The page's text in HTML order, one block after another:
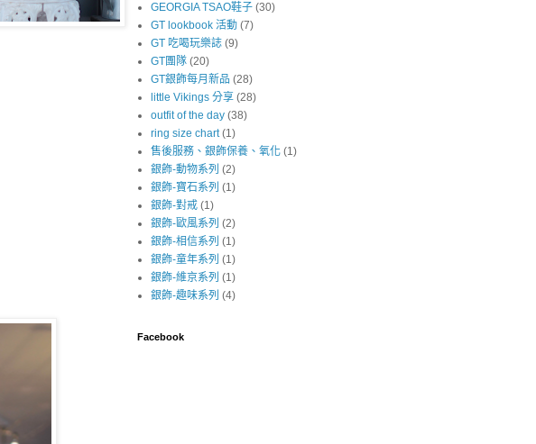
GEORGIA TSAO鞋子 (30)
GT lookbook 活動 (7)
GT 吃喝玩樂誌 (9)
GT團隊 (20)
GT銀飾每月新品 (28)
little Vikings 分享 (28)
outfit of the day (38)
ring size chart (1)
售後服務、銀飾保養、氧化 (1)
銀飾-動物系列 (2)
銀飾-寶石系列 (1)
銀飾-對戒 (1)
銀飾-歐風系列 (2)
銀飾-相信系列 (1)
銀飾-童年系列 (1)
銀飾-維京系列 (1)
銀飾-趣味系列 (4)
Facebook